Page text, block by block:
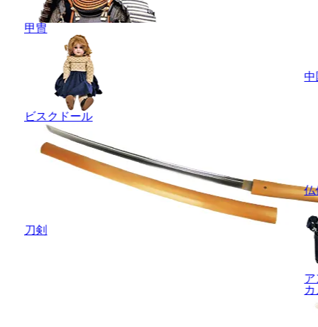
甲冑
ビスクドール
刀剣
中
仏
ア